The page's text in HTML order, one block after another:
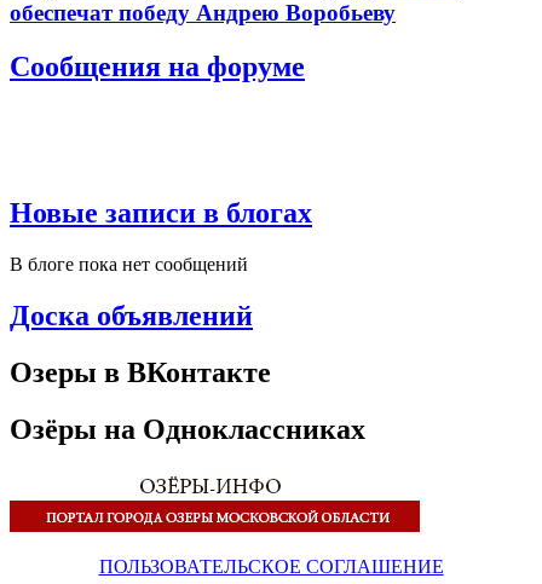
обеспечат победу Андрею Воробьеву
Сообщения на форуме
Новые записи в блогах
В блоге пока нет сообщений
Доска объявлений
Озеры в ВКонтакте
Озёры на Одноклассниках
ПОЛЬЗОВАТЕЛЬСКОЕ СОГЛАШЕНИЕ